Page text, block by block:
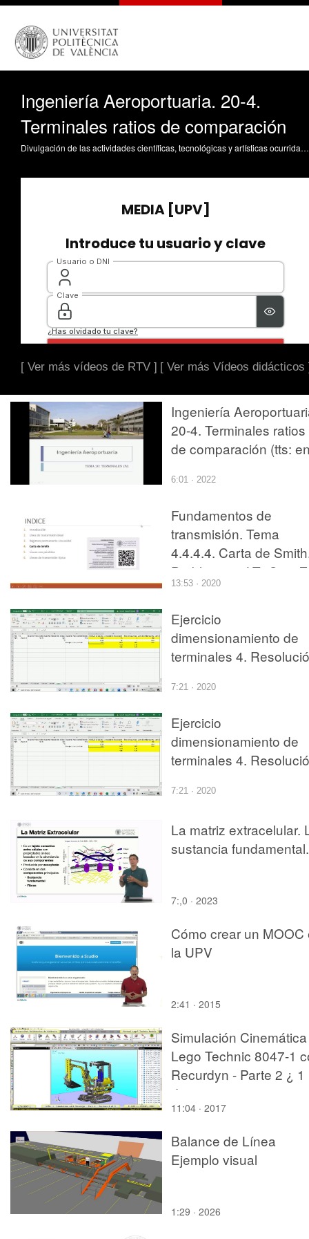
Ingeniería Aeroportuaria. 20-4.
Terminales ratios de comparación
Divulgación de las actividades científicas, tecnológicas y artísticas ocurridas en los tres campus de la UPV
[ Ver más vídeos de RTV ] [ Ver más Vídeos didácticos
Ingeniería
20-4. Terminales ratios
de comparación (tts:
6:01 · 2022
Fundamentos de
transmisión. Tema
4.4.4.4. Carta de
Problema 4. LT+Cs e
13:53 · 2020
Ejercicio
dimensionamiento de
terminales 4.
7:21 · 2020
Ejercicio
dimensionamiento de
terminales 4.
7:21 · 2020
La matriz extracelular.
sustancia fundamental.
7:,0 · 2023
Cómo crear un MOOC
la UPV
2:41 · 2015
Simulación Cinemática
Lego Technic 8047-1
Recurdyn - Parte 2 ¿ 1
de 5
11:04 · 2017
Balance de Línea
Ejemplo visual
1:29 · 2026